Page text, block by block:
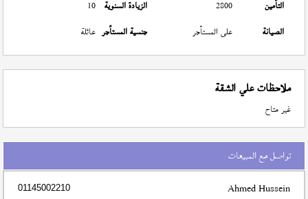
التأمين
2800 الزيادة السنوية 10
الصيانة
على المستأجر جنسية المستأجر عائلة
ملاحظات علي الشقة
غير متاح
تواصل مع المبيعات
Ahmed Hussein
01145002210